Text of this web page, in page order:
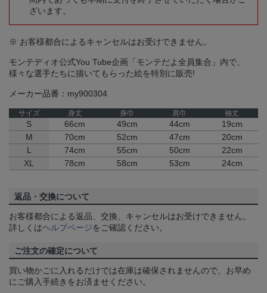
ざいます。
※ お客様都合によるキャンセルはお受けできません。
モンテディオ公式You Tube企画「モンテだよ全員集合」内で、
様々な選手たちに描いてもらった絵を特別に販売!
メーカー品番：my900304
サイズ 身丈 身巾 肩巾 袖丈
S 66cm 49cm 44cm
19cm
M
70cm 52cm 47cm
20cm
L
74cm 55cm 50cm
22cm
XL
78cm 58cm 53cm 24cm
返品・交換について
お客様都合による返品、交換、キャンセルはお受けできません。
詳しくはヘルプページをご確認ください。
ご注文の確定について
買い物かごに入れるだけでは在庫は確保されませんので、お早め
にご購入手続きをお済ませください。